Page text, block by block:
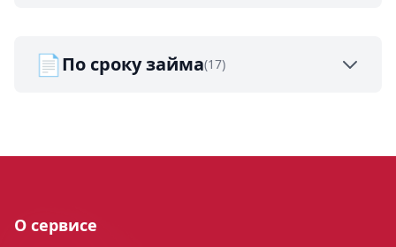
📄По сроку займа(17)
О сервисе